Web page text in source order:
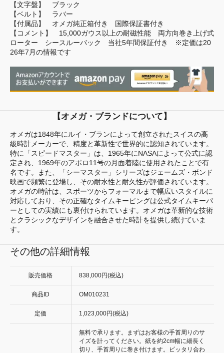
【文字盤】 ブラック
【ベルト】 ラバー
【付属品】 オメガ純正箱付き 国際保証書付き
【コメント】 15,000ガウス以上の耐磁性能 両方向巻き上げ式
ローター シースルーバック 当社5年間保証付き ※定価は20
26年7月の情報です
【オメガ・ブランドについて】
オメガは1848年にルイ・ブランによって創立されたスイスの高
級時計メーカーで、精度と革新性で世界的に認知されています。
特に「スピードマスター」は、1965年にNASAによって公式に認
定され、1969年のアポロ11号の月面着陸に使用されたことで有
名です。また、「シーマスター」シリーズはジェームズ・ボンド
映画で頻繁に登場し、その耐水性と耐久性が評価されています。
オメガの時計は、スポーツからフォーマルまで幅広いスタイルに
対応しており、その正確なタイムキーピングは公式タイムキーパ
ーとしての実績にも裏付けられています。オメガは革新的な技術
とクラシックなデザインを融合させた時計を提供し続けていま
す。
その他の詳細情報
販売価格 838,000円(税込)
商品ID OM010231
定価 1,023,000円(税込)
無料で承ります。まずはお客様の手首周りのサ
イズを計ってください。紙を約2cm幅に細長く
切り、手首周りに巻き付けます。ピッタリ合わ